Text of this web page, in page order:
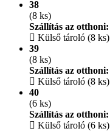
38
(8 ks)
Szállítás az otthoni:
Külső tároló (8 ks)
39
(8 ks)
Szállítás az otthoni:
Külső tároló (8 ks)
40
(6 ks)
Szállítás az otthoni:
Külső tároló (6 ks)